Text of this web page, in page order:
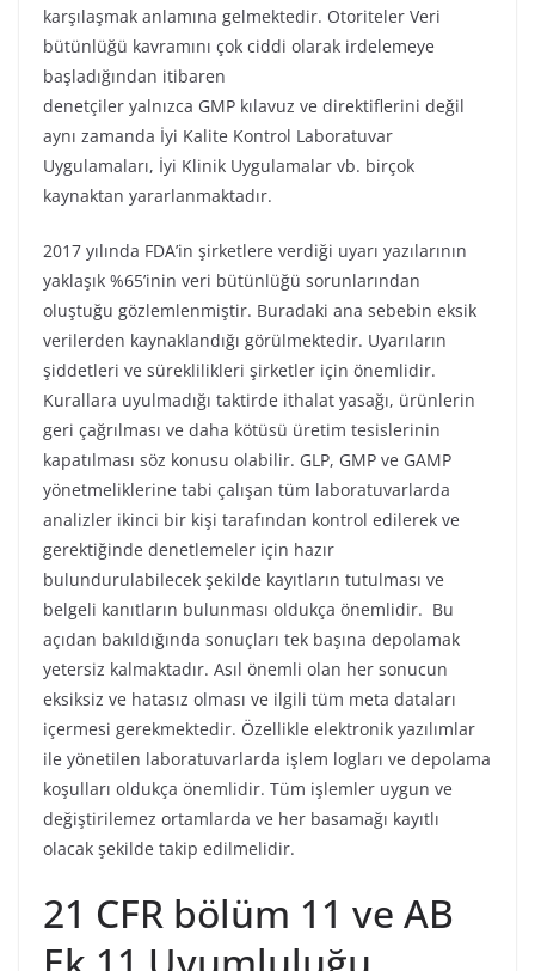
karşılaşmak anlamına gelmektedir. Otoriteler Veri
bütünlüğü kavramını çok ciddi olarak irdelemeye
başladığından itibaren
denetçiler yalnızca GMP kılavuz ve direktiflerini değil
aynı zamanda İyi Kalite Kontrol Laboratuvar
Uygulamaları, İyi Klinik Uygulamalar vb. birçok
kaynaktan yararlanmaktadır.
2017 yılında FDA’in şirketlere verdiği uyarı yazılarının
yaklaşık %65’inin veri bütünlüğü sorunlarından
oluştuğu gözlemlenmiştir. Buradaki ana sebebin eksik
verilerden kaynaklandığı görülmektedir. Uyarıların
şiddetleri ve süreklilikleri şirketler için önemlidir.
Kurallara uyulmadığı taktirde ithalat yasağı, ürünlerin
geri çağrılması ve daha kötüsü üretim tesislerinin
kapatılması söz konusu olabilir. GLP, GMP ve GAMP
yönetmeliklerine tabi çalışan tüm laboratuvarlarda
analizler ikinci bir kişi tarafından kontrol edilerek ve
gerektiğinde denetlemeler için hazır
bulundurulabilecek şekilde kayıtların tutulması ve
belgeli kanıtların bulunması oldukça önemlidir. Bu
açıdan bakıldığında sonuçları tek başına depolamak
yetersiz kalmaktadır. Asıl önemli olan her sonucun
eksiksiz ve hatasız olması ve ilgili tüm meta dataları
içermesi gerekmektedir. Özellikle elektronik yazılımlar
ile yönetilen laboratuvarlarda işlem logları ve depolama
koşulları oldukça önemlidir. Tüm işlemler uygun ve
değiştirilemez ortamlarda ve her basamağı kayıtlı
olacak şekilde takip edilmelidir.
21 CFR bölüm 11 ve AB